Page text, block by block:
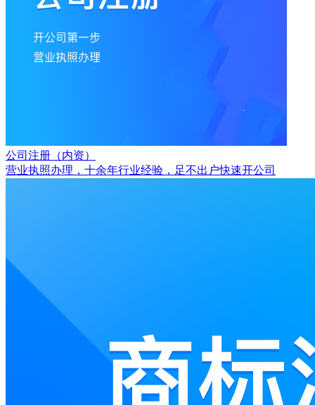
公司注册（内资）
营业执照办理，十余年行业经验，足不出户快速开公司